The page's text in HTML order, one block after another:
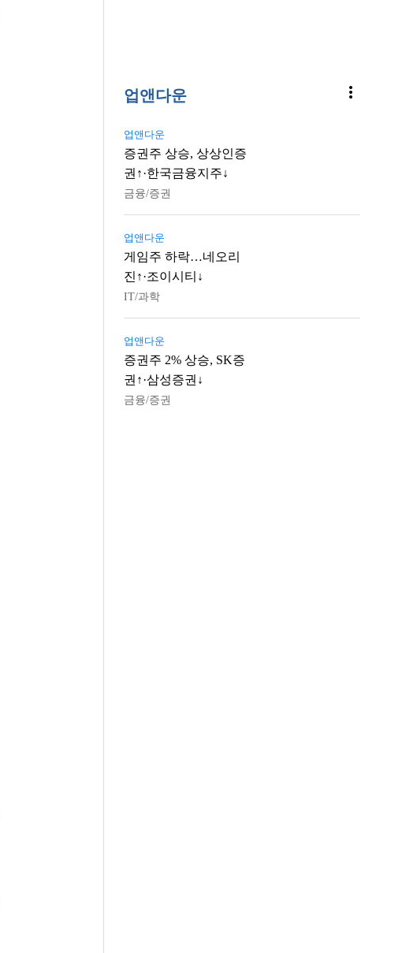
업앤다운 more_vert
업앤다운
증권주 상승, 상상인증
권↑·한국금융지주↓
금융/증권
업앤다운
게임주 하락…네오리
진↑·조이시티↓
IT/과학
업앤다운
증권주 2% 상승, SK증
권↑·삼성증권↓
금융/증권